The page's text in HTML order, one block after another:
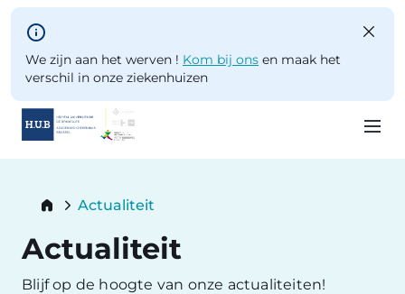
Skip to main content
We zijn aan het werven ! Kom bij ons en maak het
verschil in onze ziekenhuizen
content
Breadcrumb
Actualiteit
Actualiteit
Blijf op de hoogte van onze actualiteiten!